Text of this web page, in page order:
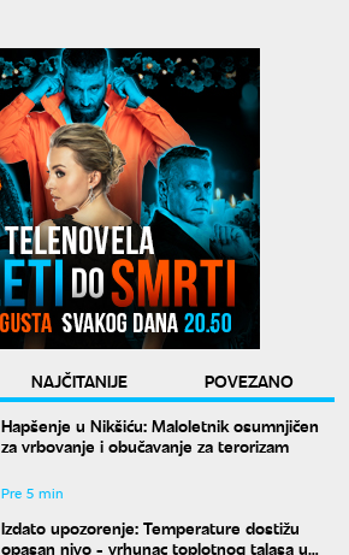
NAJČITANIJE
POVEZANO
Hapšenje u Nikšiću: Maloletnik osumnjičen
za vrbovanje i obučavanje za terorizam
Pre 5 min
Izdato upozorenje: Temperature dostižu
opasan nivo - vrhunac toplotnog talasa u